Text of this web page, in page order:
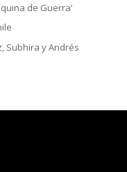
de Guerra’
Subhira y Andrés